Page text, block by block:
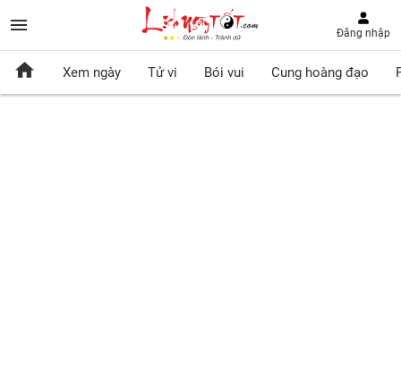
Đăng nhập
Xem ngày Tử vi Bói vui Cung hoàng đạo